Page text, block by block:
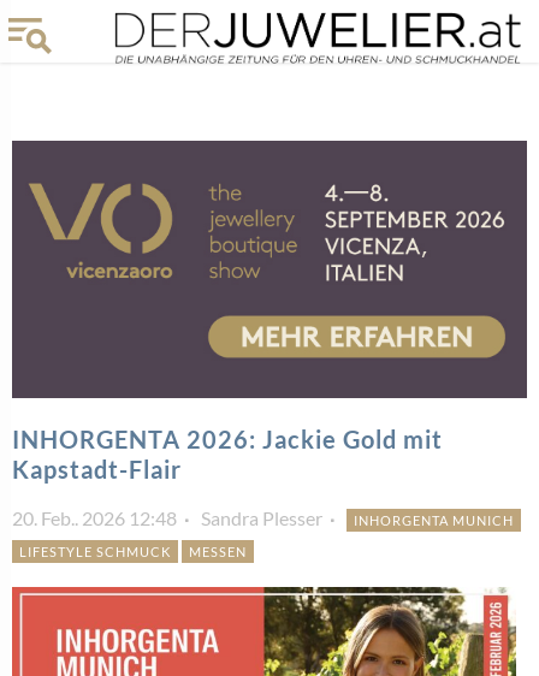
INHORGENTA 2026: Jackie Gold mit
Kapstadt-Flair
20. Feb.. 2026 12:48 Sandra Plesser
INHORGENTA MUNICH
LIFESTYLE SCHMUCK
MESSEN